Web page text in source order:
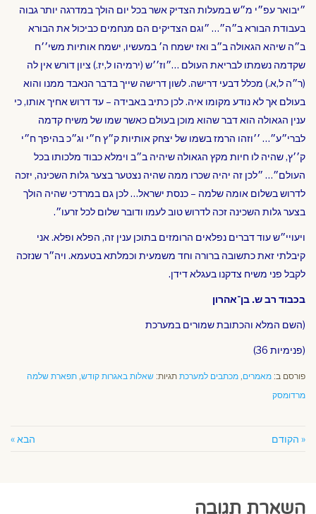
״יבואר עפ״י מ״ש במעלות הצדיק אשר בכל יום הולך במדרגה יותר גבוה
בעבודת הבורא ב״ה״… ״וגם הצדיקים הם מנחמים כביכול את הבורא
ב״ה שיהא הגאולה ב״ב ואז ישמח ה׳ במעשיו, ישמח אותיות משי׳׳ח
שקדמה נשמתו לבריאת העולם …״וז׳׳ש (ירמיהו ל,יז.) ציון דורש אין לה
(ר״ה ל,א.) מכלל דבעי דרישה. לשון דרישה שייך בדבר הנאבד ממנו והוא
בעולם אך לא נודע מקומו איה. לכן כתיב באבידה – עד דרוש אחיך אותו, כי
ענין הגאולה הוא דבר שהוא מוכן בעולם כאשר שמו של משיח קדמה
לברי״ע״… ׳׳וזהו הרמז בשמו של יצחק אותיות ק״ץ ח״י וג״כ בהיפך ח״י
ק׳׳ץ, שהיה לו חיות מקץ הגאולה שיהיה ב״ב וימלא כבוד מלכותו בכל
העולם״… ״לכן זה יהיה שכרו ממה שהיה נצטער בצער גלות השכינה, יזכה
לדרוש בשלום אומה שלמה – כנסת ישראל… לכן גם במרדכי שהיה הולך
בצער גלות השכינה זכה לדרוש טוב לעמו ודובר שלום לכל זרעו״.
ויעויי״ש עוד דברים נפלאים הרומזים בתוכן ענין זה, הפלא ופלא. אני
קיבלתי זאת כתשובה ברורה וחד משמעית וכמלתא בטעמא. ויה״ר שנזכה
לקבל פני משיח צדקנו בעגלא דידן.
בכבוד רב ש. בן־אהרון
(השם המלא והכתובת שמורים במערכת
(פנימיות 36)
פורסם ב: מאמרים, מכתבים למערכת תגיות: שאלות באגרות קודש, תפארת שלמה
מרדומסק
« הקודם הבא »
השארת תגובה